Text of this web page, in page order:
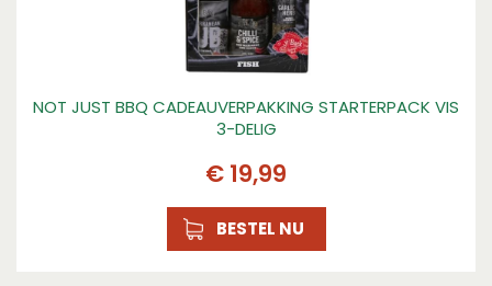
NOT JUST BBQ CADEAUVERPAKKING STARTERPACK VIS
3-DELIG
€ 19,99
BESTEL NU